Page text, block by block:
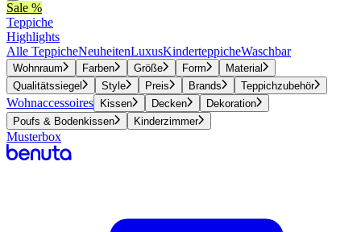
Sale %
Teppiche
Highlights
Alle TeppicheNeuheitenLuxusKinderteppicheWaschbar
Wohnraum Farben Größe Form
Material
Qualitätssiegel
Style Preis Brands Teppichzubehör
Wohnaccessoires Kissen Decken
Dekoration
Poufs & Bodenkissen
Kinderzimmer
Musterbox